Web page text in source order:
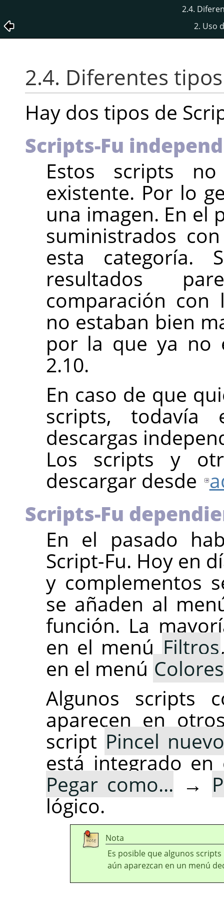
2.4.
2. Uso
2.4. Diferentes
Hay dos tipos de
Scripts-Fu
Estos scripts
existente. Por lo
una imagen. En el
suministrados
esta categoría.
resultados
comparación con
no estaban bien
por la que ya no
2.10.
En caso de que
scripts, todavía
descargas
Los scripts y
descargar desde
Scripts-Fu
En el pasado
Script-Fu. Hoy en
y complementos
se añaden al
función. La
en el menúFiltros
en el menú Colores
Algunos scripts
aparecen en
script Pincel nuevo
está integrado
Pegar como... →
lógico.
Nota
Es posible que algunos
aún aparezcan en un menú